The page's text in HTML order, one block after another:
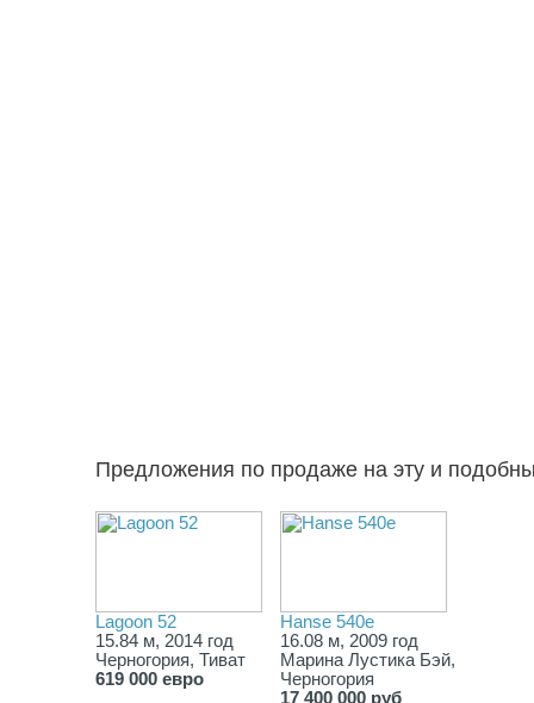
Предложения по продаже на эту и
Lagoon 52
15.84 м, 2014 год
Черногория, Тиват
619 000 евро
Hanse 540e
16.08 м, 2009 год
Марина Лустика Бэй,
Черногория
17 400 000 руб